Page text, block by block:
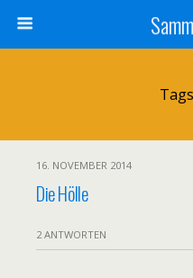
16. NOVEMBER 2014
Die Hölle
2 ANTWORTEN